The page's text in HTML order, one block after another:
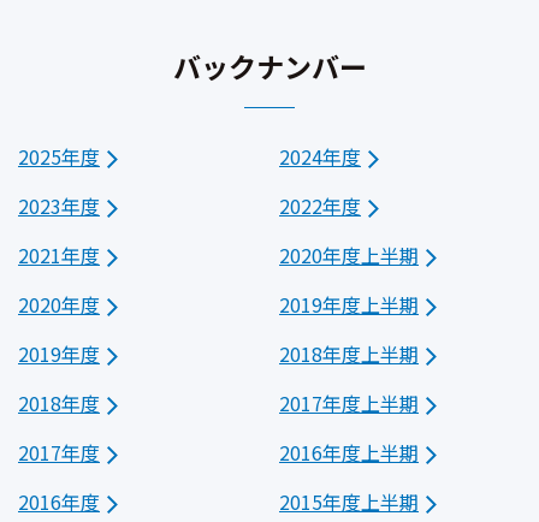
バックナンバー
2025年度
2024年度
2023年度
2022年度
2021年度
2020年度上半期
2020年度
2019年度上半期
2019年度
2018年度上半期
2018年度
2017年度上半期
2017年度
2016年度上半期
2016年度
2015年度上半期